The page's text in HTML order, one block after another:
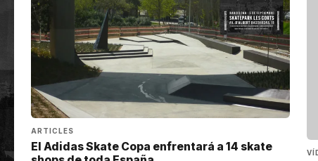
ARTICLES
El Adidas Skate Copa enfrentará a 14 skate